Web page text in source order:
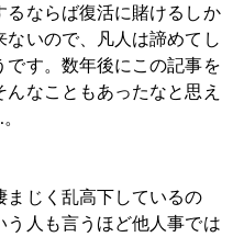
るならば復活に賭けるしか
いので、凡人は諦めてし
す。数年後にこの記事を
なこともあったなと思え
まじく乱高下しているの
人も言うほど他人事では